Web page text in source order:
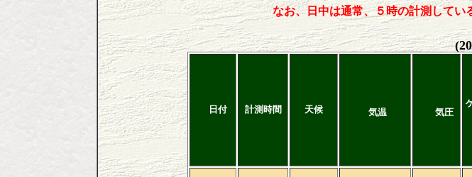
なお、日中は通常、５時の計測してい
日付 計測時間 天候 気温 気圧